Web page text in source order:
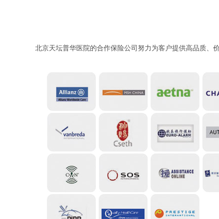
北京天坛普华医院的合作保险公司努力为客户提供高品质、